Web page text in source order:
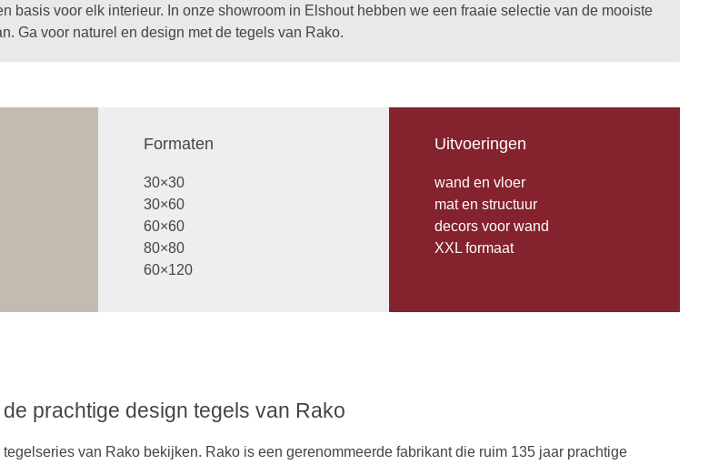
basis voor elk interieur. In onze showroom in Elshout hebben we een fraaie selectie van de mooiste
Ga voor naturel en design met de tegels van Rako.
Formaten
30×30
30×60
60×60
80×80
60×120
Uitvoeringen
wand en vloer
mat en structuur
decors voor wand
XXL formaat
prachtige design tegels van Rako
van Rako bekijken. Rako is een gerenommeerde fabrikant die ruim 135 jaar prachtige